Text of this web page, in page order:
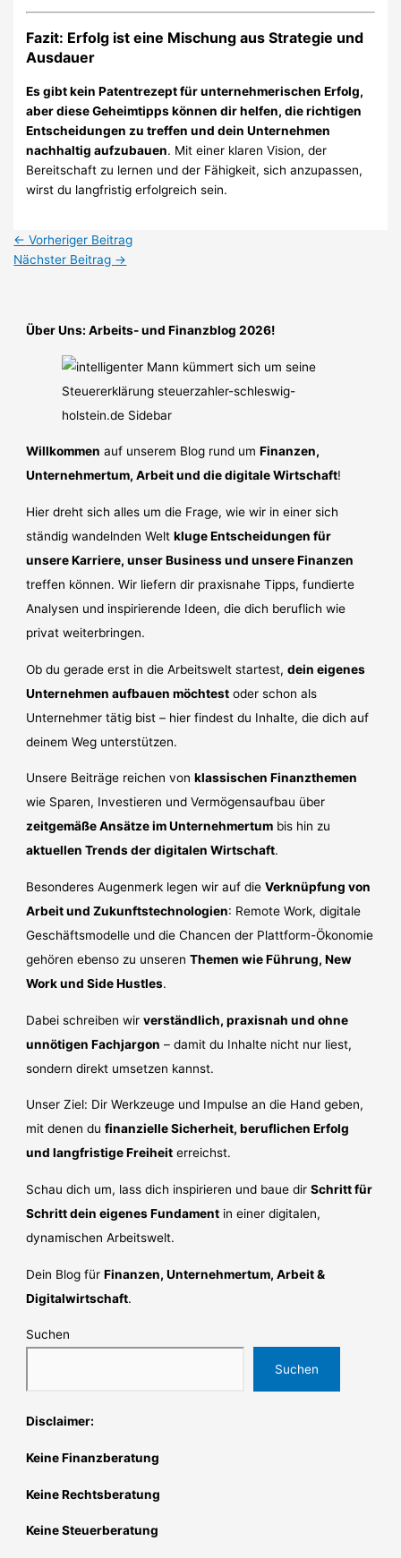
Fazit: Erfolg ist eine Mischung aus Strategie und
Ausdauer
Es gibt kein Patentrezept für unternehmerischen Erfolg,
aber diese Geheimtipps können dir helfen, die richtigen
Entscheidungen zu treffen und dein Unternehmen
nachhaltig aufzubauen. Mit einer klaren Vision, der
Bereitschaft zu lernen und der Fähigkeit, sich anzupassen,
wirst du langfristig erfolgreich sein.
← Vorheriger Beitrag
Nächster Beitrag →
Über Uns: Arbeits- und Finanzblog 2026!
Willkommen auf unserem Blog rund umFinanzen,
Unternehmertum, Arbeit und die digitale Wirtschaft!
Hier dreht sich alles um die Frage, wie wir in einer sich
ständig wandelnden Weltkluge Entscheidungen für
unsere Karriere, unser Business und unsere Finanzen
treffen können. Wir liefern dir praxisnahe Tipps, fundierte
Analysen und inspirierende Ideen, die dich beruflich wie
privat weiterbringen.
Ob du gerade erst in die Arbeitswelt startest,dein eigenes
Unternehmen aufbauen möchtest oder schon als
Unternehmer tätig bist – hier findest du Inhalte, die dich auf
deinem Weg unterstützen.
Unsere Beiträge reichen vonklassischen Finanzthemen
wie Sparen, Investieren und Vermögensaufbau über
zeitgemäße Ansätze im Unternehmertum bis hin zu
aktuellen Trends der digitalen Wirtschaft.
Besonderes Augenmerk legen wir auf dieVerknüpfung von
Arbeit und Zukunftstechnologien: Remote Work, digitale
Geschäftsmodelle und die Chancen der Plattform-Ökonomie
gehören ebenso zu unserenThemen wie Führung, New
Work und Side Hustles.
Dabei schreiben wirverständlich, praxisnah und ohne
unnötigen Fachjargon – damit du Inhalte nicht nur liest,
sondern direkt umsetzen kannst.
Unser Ziel: Dir Werkzeuge und Impulse an die Hand geben,
mit denen dufinanzielle Sicherheit, beruflichen Erfolg
und langfristige Freiheit erreichst.
Schau dich um, lass dich inspirieren und baue dirSchritt für
Schritt dein eigenes Fundament in einer digitalen,
dynamischen Arbeitswelt.
Dein Blog fürFinanzen, Unternehmertum, Arbeit &
Digitalwirtschaft.
Suchen
Suchen
Disclaimer:
Keine Finanzberatung
Keine Rechtsberatung
Keine Steuerberatung